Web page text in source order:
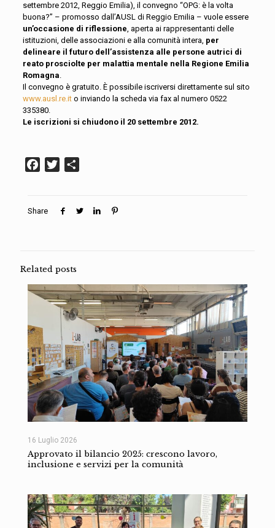
settembre 2012, Reggio Emilia), il convegno “OPG: è la volta
buona?” – promosso dall’AUSL di Reggio Emilia – vuole essere
un’occasione di riflessione, aperta ai rappresentanti delle
istituzioni, delle associazioni e alla comunità intera, per
delineare il futuro dell’assistenza alle persone autrici di
reato prosciolte per malattia mentale nella Regione Emilia
Romagna.
Il convegno è gratuito. È possibile iscriversi direttamente sul sito
www.ausl.re.ito inviando la scheda via fax al numero 0522
335380.
Le iscrizioni si chiudono il 20 settembre 2012.
Facebook
Twitter
Share
Related posts
16 Luglio 2026
Approvato il bilancio 2025: crescono lavoro,
inclusione e servizi per la comunità